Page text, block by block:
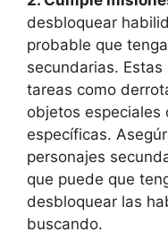
desbloquear
probable que
secundarias.
tareas como
objetos especiales
específicas.
personajes
que puede que
desbloquear las
buscando.